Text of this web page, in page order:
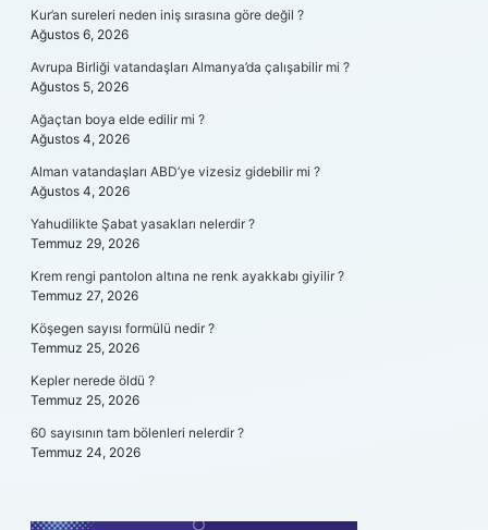
Kur’an sureleri neden iniş sırasına göre değil ?
Ağustos 6, 2026
Avrupa Birliği vatandaşları Almanya’da çalışabilir mi ?
Ağustos 5, 2026
Ağaçtan boya elde edilir mi ?
Ağustos 4, 2026
Alman vatandaşları ABD’ye vizesiz gidebilir mi ?
Ağustos 4, 2026
Yahudilikte Şabat yasakları nelerdir ?
Temmuz 29, 2026
Krem rengi pantolon altına ne renk ayakkabı giyilir ?
Temmuz 27, 2026
Köşegen sayısı formülü nedir ?
Temmuz 25, 2026
Kepler nerede öldü ?
Temmuz 25, 2026
60 sayısının tam bölenleri nelerdir ?
Temmuz 24, 2026